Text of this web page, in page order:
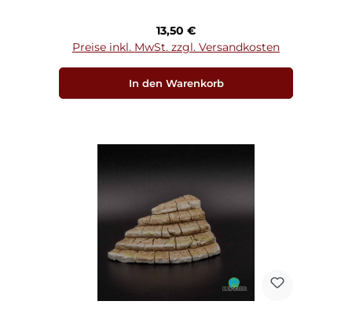
Regulärer Preis:
13,50 €
Preise inkl. MwSt. zzgl. Versandkosten
In den Warenkorb